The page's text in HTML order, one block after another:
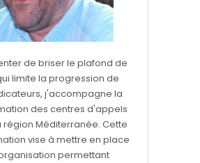
de briser le plafond de
limite la progression de
j'accompagne la
des centres d'appels
région Méditerranée. Cette
vise à mettre en place
permettant